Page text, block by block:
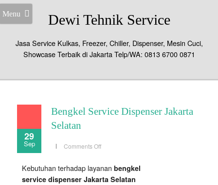
Menu Dewi Tehnik Service
Jasa Service Kulkas, Freezer, Chiller, Dispenser, Mesin Cuci,
Showcase Terbaik di Jakarta Telp/WA: 0813 6700 0871
29
Sep
Bengkel Service Dispenser Jakarta
Selatan
Comments Offon
Jakarta
Kebutuhan terhadap layanan bengkel
service dispenser Jakarta Selatan